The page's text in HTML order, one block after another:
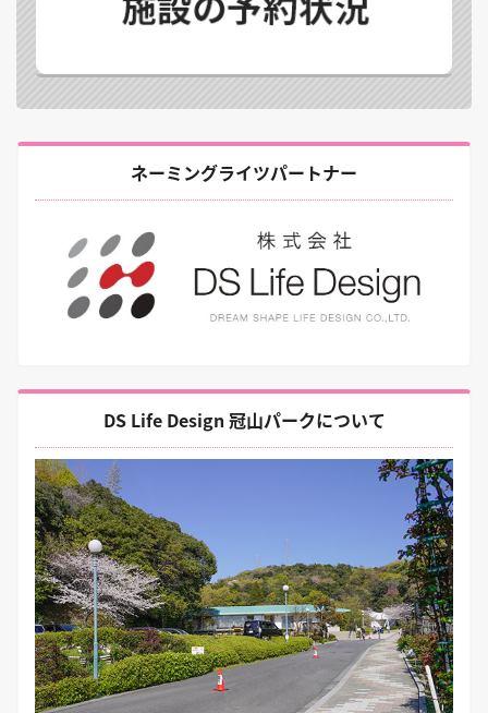
ネーミングライツパートナー
DS Life Design 冠山パークについて